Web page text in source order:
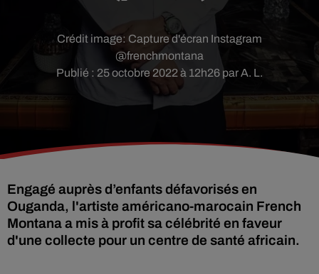
Publié : 25 octobre 2022 à 12h26 par A. L.
Crédit image: Capture d'écran Instagram
@frenchmontana
Engagé auprès d’enfants défavorisés en
Ouganda, l'artiste américano-marocain French
Montana a mis à profit sa célébrité en faveur